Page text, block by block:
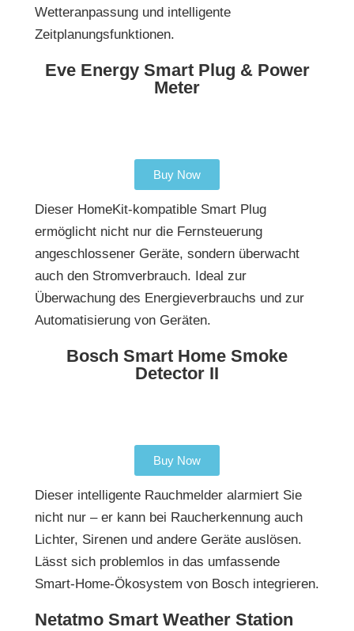
Wetteranpassung und intelligente
Zeitplanungsfunktionen.
Eve Energy Smart Plug & Power
Meter
Buy Now
Dieser HomeKit-kompatible Smart Plug
ermöglicht nicht nur die Fernsteuerung
angeschlossener Geräte, sondern überwacht
auch den Stromverbrauch. Ideal zur
Überwachung des Energieverbrauchs und zur
Automatisierung von Geräten.
Bosch Smart Home Smoke
Detector II
Buy Now
Dieser intelligente Rauchmelder alarmiert Sie
nicht nur – er kann bei Raucherkennung auch
Lichter, Sirenen und andere Geräte auslösen.
Lässt sich problemlos in das umfassende
Smart-Home-Ökosystem von Bosch integrieren.
Netatmo Smart Weather Station